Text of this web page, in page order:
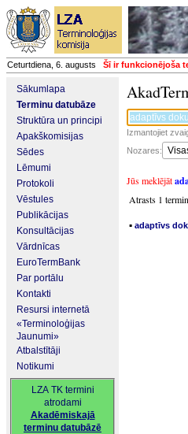
Ceturtdiena, 6. augusts Šī ir funkcionējoša
Sākumlapa
Terminu datubāze
Struktūra un principi
Apakškomisijas
Sēdes
Lēmumi
Protokoli
Vēstules
Publikācijas
Konsultācijas
Vārdnīcas
EuroTermBank
Par portālu
Kontakti
Resursi internetā
«Terminoloģijas
Jaunumi»
Atbalstītāji
Notikumi
LZA TK termini
atrodami
Akadēmiskajā
terminu datubāzē
Izmantojiet
Nozares:
Jūs meklējāt
Atrasts 1
▪ adaptīvs